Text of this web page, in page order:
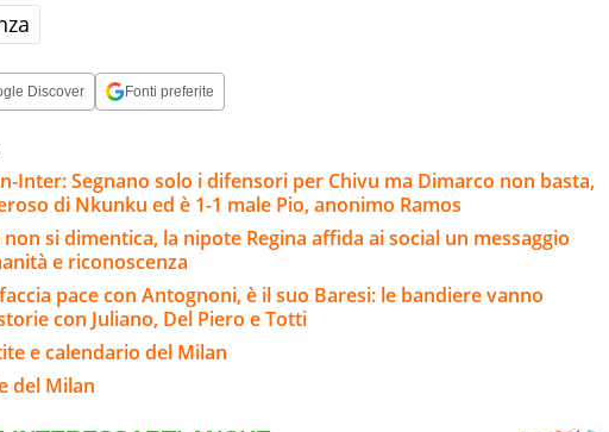
Discover Fonti preferite
Inter: Segnano solo i difensori per Chivu ma Dimarco non basta,
di Nkunku ed è 1-1 male Pio, anonimo Ramos
si dimentica, la nipote Regina affida ai social un messaggio
e riconoscenza
pace con Antognoni, è il suo Baresi: le bandiere vanno
con Juliano, Del Piero e Totti
e calendario del Milan
del Milan